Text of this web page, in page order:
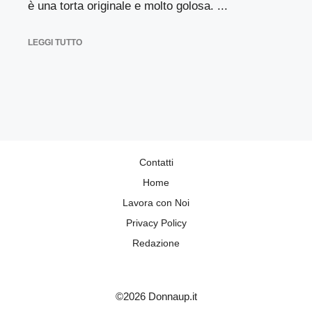
è una torta originale e molto golosa. ...
LEGGI TUTTO
Contatti
Home
Lavora con Noi
Privacy Policy
Redazione
©2026 Donnaup.it